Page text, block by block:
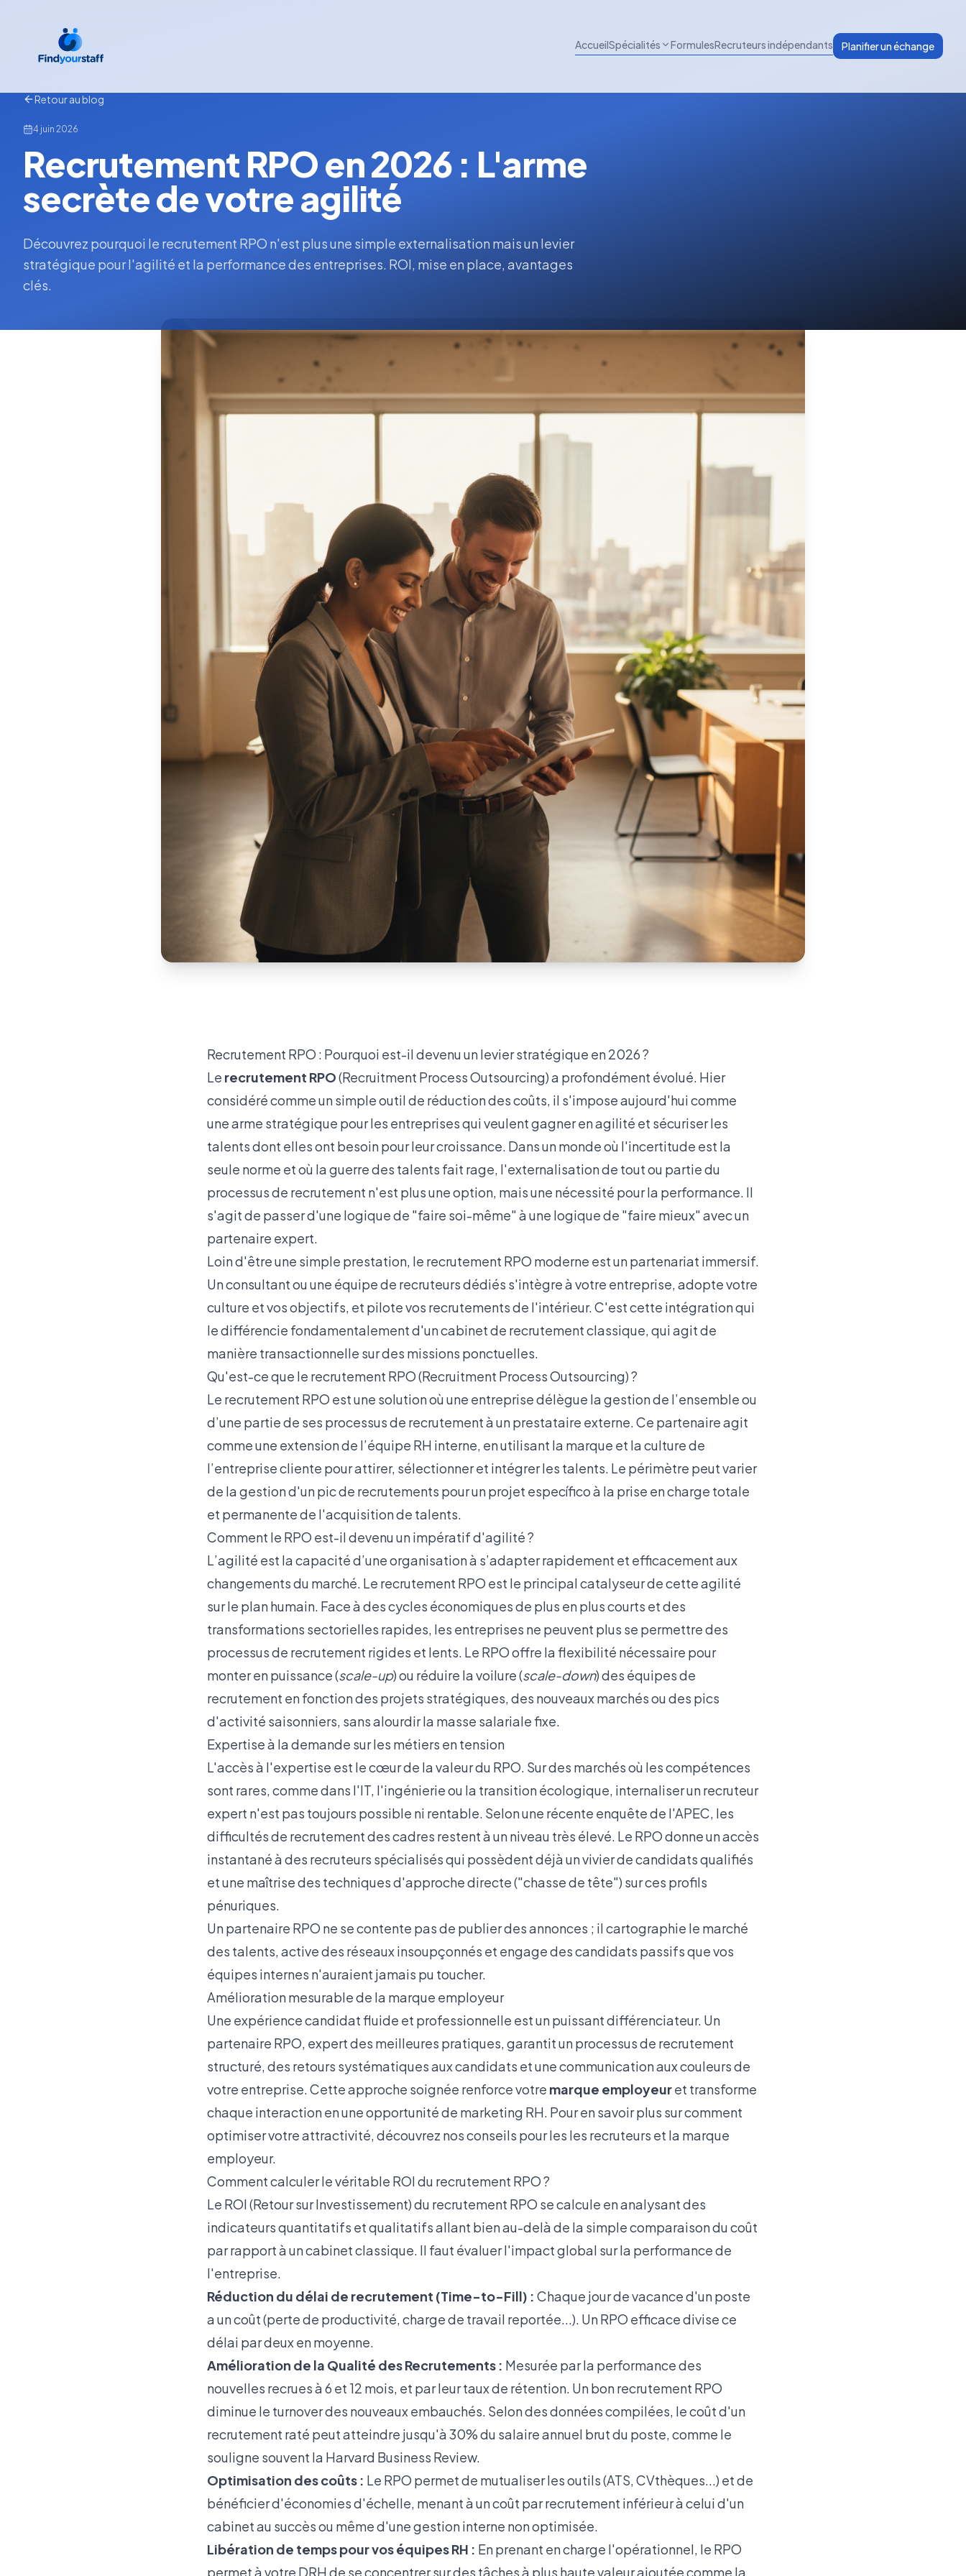
AccueilSpécialités FormulesRecruteurs indépendants Planifier un échange
Retour au blog
4 juin 2026
Recrutement RPO en 2026 : L'arme
secrète de votre agilité
Découvrez pourquoi le recrutement RPO n'est plus une simple externalisation mais un levier
stratégique pour l'agilité et la performance des entreprises. ROI, mise en place, avantages
clés.
Recrutement RPO : Pourquoi est-il devenu un levier stratégique en 2026 ?
Le recrutement RPO(Recruitment Process Outsourcing) a profondément évolué. Hier
considéré comme un simple outil de réduction des coûts, il s'impose aujourd'hui comme
une arme stratégique pour les entreprises qui veulent gagner en agilité et sécuriser les
talents dont elles ont besoin pour leur croissance. Dans un monde où l'incertitude est la
seule norme et où la guerre des talents fait rage, l'externalisation de tout ou partie du
processus de recrutement n'est plus une option, mais une nécessité pour la performance. Il
s'agit de passer d'une logique de "faire soi-même" à une logique de "faire mieux" avec un
partenaire expert.
Loin d'être une simple prestation, le recrutement RPO moderne est un partenariat immersif.
Un consultant ou une équipe de recruteurs dédiés s'intègre à votre entreprise, adopte votre
culture et vos objectifs, et pilote vos recrutements de l'intérieur. C'est cette intégration qui
le différencie fondamentalement d'un cabinet de recrutement classique, qui agit de
manière transactionnelle sur des missions ponctuelles.
Qu'est-ce que le recrutement RPO (Recruitment Process Outsourcing) ?
Le recrutement RPO est une solution où une entreprise délègue la gestion de l’ensemble ou
d’une partie de ses processus de recrutement à un prestataire externe. Ce partenaire agit
comme une extension de l’équipe RH interne, en utilisant la marque et la culture de
l’entreprise cliente pour attirer, sélectionner et intégrer les talents. Le périmètre peut varier
de la gestion d'un pic de recrutements pour un projet específico à la prise en charge totale
et permanente de l'acquisition de talents.
Comment le RPO est-il devenu un impératif d'agilité ?
L’agilité est la capacité d’une organisation à s’adapter rapidement et efficacement aux
changements du marché. Le recrutement RPO est le principal catalyseur de cette agilité
sur le plan humain. Face à des cycles économiques de plus en plus courts et des
transformations sectorielles rapides, les entreprises ne peuvent plus se permettre des
processus de recrutement rigides et lents. Le RPO offre la flexibilité nécessaire pour
monter en puissance (scale-up) ou réduire la voilure (scale-down) des équipes de
recrutement en fonction des projets stratégiques, des nouveaux marchés ou des pics
d'activité saisonniers, sans alourdir la masse salariale fixe.
Expertise à la demande sur les métiers en tension
L'accès à l'expertise est le cœur de la valeur du RPO. Sur des marchés où les compétences
sont rares, comme dans l'IT, l'ingénierie ou la transition écologique, internaliser un recruteur
expert n'est pas toujours possible ni rentable. Selon une récente enquête de l'APEC, les
difficultés de recrutement des cadres restent à un niveau très élevé. Le RPO donne un accès
instantané à des recruteurs spécialisés qui possèdent déjà un vivier de candidats qualifiés
et une maîtrise des techniques d'approche directe ("chasse de tête") sur ces profils
pénuriques.
Un partenaire RPO ne se contente pas de publier des annonces ; il cartographie le marché
des talents, active des réseaux insoupçonnés et engage des candidats passifs que vos
équipes internes n'auraient jamais pu toucher.
Amélioration mesurable de la marque employeur
Une expérience candidat fluide et professionnelle est un puissant différenciateur. Un
partenaire RPO, expert des meilleures pratiques, garantit un processus de recrutement
structuré, des retours systématiques aux candidats et une communication aux couleurs de
votre entreprise. Cette approche soignée renforce votre marque employeuret transforme
chaque interaction en une opportunité de marketing RH. Pour en savoir plus sur comment
optimiser votre attractivité, découvrez nos conseils pour les les recruteurs et la marque
employeur.
Comment calculer le véritable ROI du recrutement RPO ?
Le ROI (Retour sur Investissement) du recrutement RPO se calcule en analysant des
indicateurs quantitatifs et qualitatifs allant bien au-delà de la simple comparaison du coût
par rapport à un cabinet classique. Il faut évaluer l'impact global sur la performance de
l'entreprise.
Réduction du délai de recrutement (Time-to-Fill) : Chaque jour de vacance d'un poste
a un coût (perte de productivité, charge de travail reportée...). Un RPO efficace divise ce
délai par deux en moyenne.
Amélioration de la Qualité des Recrutements : Mesurée par la performance des
nouvelles recrues à 6 et 12 mois, et par leur taux de rétention. Un bon recrutement RPO
diminue le turnover des nouveaux embauchés. Selon des données compilées, le coût d'un
recrutement raté peut atteindre jusqu'à 30% du salaire annuel brut du poste, comme le
souligne souvent la Harvard Business Review.
Optimisation des coûts : Le RPO permet de mutualiser les outils (ATS, CVthèques...) et de
bénéficier d'économies d'échelle, menant à un coût par recrutement inférieur à celui d'un
cabinet au succès ou même d'une gestion interne non optimisée.
Libération de temps pour vos équipes RH : En prenant en charge l'opérationnel, le RPO
permet à votre DRH de se concentrer sur des tâches à plus haute valeur ajoutée comme la